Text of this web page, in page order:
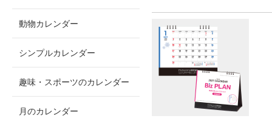
動物カレンダー
シンプルカレンダー
趣味・スポーツのカレンダー
月のカレンダー